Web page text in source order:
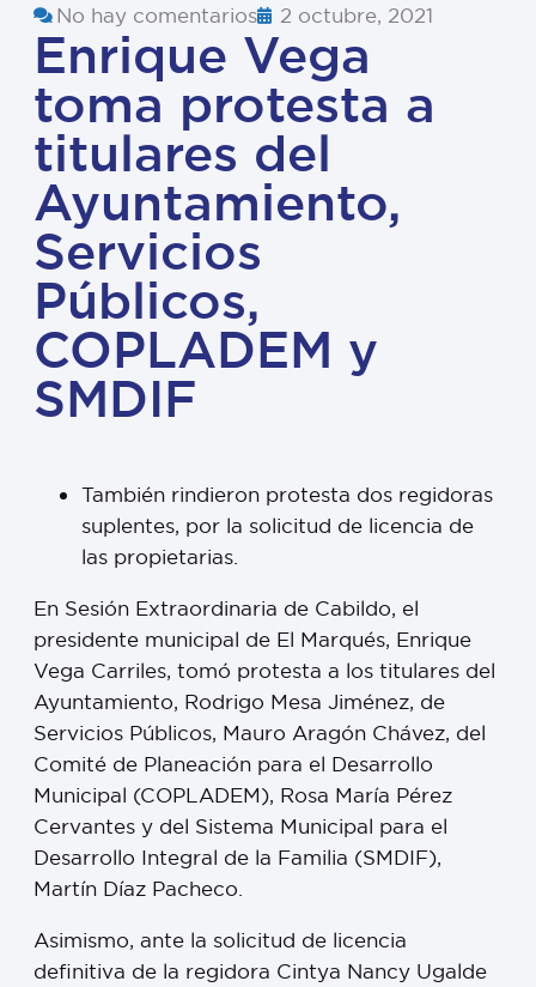
No hay comentarios 2 octubre, 2021
Enrique Vega
toma protesta a
titulares del
Ayuntamiento,
Servicios
Públicos,
COPLADEM y
SMDIF
También rindieron protesta dos regidoras
suplentes, por la solicitud de licencia de
las propietarias.
En Sesión Extraordinaria de Cabildo, el
presidente municipal de El Marqués, Enrique
Vega Carriles, tomó protesta a los titulares del
Ayuntamiento, Rodrigo Mesa Jiménez, de
Servicios Públicos, Mauro Aragón Chávez, del
Comité de Planeación para el Desarrollo
Municipal (COPLADEM), Rosa María Pérez
Cervantes y del Sistema Municipal para el
Desarrollo Integral de la Familia (SMDIF),
Martín Díaz Pacheco.
Asimismo, ante la solicitud de licencia
definitiva de la regidora Cintya Nancy Ugalde